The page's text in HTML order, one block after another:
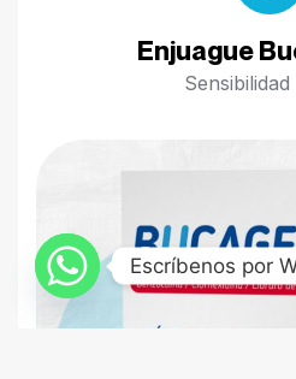
Enjuague
Escríbenos por